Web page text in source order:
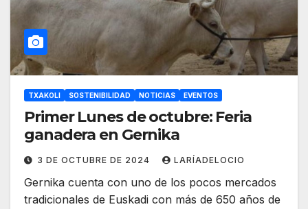
TXAKOLI SOSTENIBILIDAD NOTICIAS EVENTOS
Primer Lunes de octubre: Feria
ganadera en Gernika
3 DE OCTUBRE DE 2024 LARÍADELOCIO
Gernika cuenta con uno de los pocos mercados
tradicionales de Euskadi con más de 650 años de